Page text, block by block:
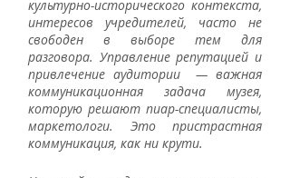
культурно-исторического контекста,
интересов учредителей, часто не
свободен в выборе тем для
разговора. Управление репутацией и
привлечение аудитории  — важная
коммуникационная задача музея,
которую решают пиар-специалисты,
маркетологи. Это пристрастная
коммуникация, как ни крути.